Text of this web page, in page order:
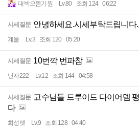
대박으뜸기원 Lv.80 조회 124 06:22
시세질문 안녕하세요.시세부탁드립니다
계울 Lv.3 조회 120 05:20
시세질문 10번깍 번파참
닌자222 Lv.12 조회 144 04:58
시세질문 고수님들 드루이드 다이어뎀
다
희성펫 Lv.9 조회 128 04:40